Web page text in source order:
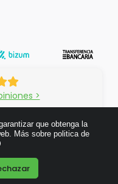
>
derechos reservados.
que obtenga la
Más sobre politica de